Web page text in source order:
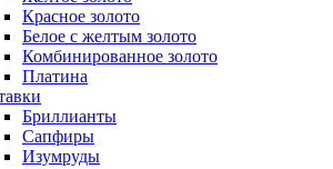
Красное золото
Белое с желтым золото
Комбинированное золото
Платина
Бриллианты
Сапфиры
Изумруды